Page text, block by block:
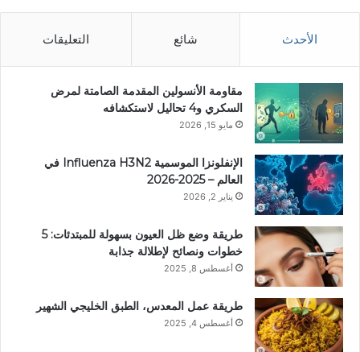
الأحدث شائع التعليقات
مقاومة الأنسولين المقدمة الصامتة لمرض
السكري و4 تحاليل لاستكشافه
مايو 15, 2026
الإنفلونزا الموسمية Influenza H3N2 في
العالم – 2025-2026
يناير 2, 2026
طريقة وضع ظل العيون بسهولة للمبتدئات: 5
خطوات ونصائح لإطلالة جذابة
أغسطس 8, 2025
طريقة عمل المعدس، الطبق الخليجي الشهير
أغسطس 4, 2025